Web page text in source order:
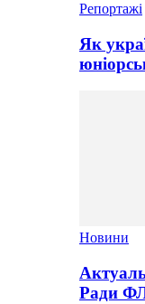
Репортажі
Як
Новини
Ради